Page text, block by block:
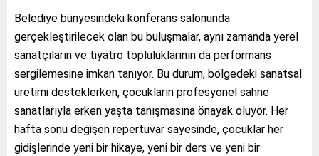
Belediye bünyesindeki konferans salonunda
gerçekleştirilecek olan bu buluşmalar, aynı zamanda yerel
sanatçıların ve tiyatro topluluklarının da performans
sergilemesine imkan tanıyor. Bu durum, bölgedeki sanatsal
üretimi desteklerken, çocukların profesyonel sahne
sanatlarıyla erken yaşta tanışmasına önayak oluyor. Her
hafta sonu değişen repertuvar sayesinde, çocuklar her
gidişlerinde yeni bir hikaye, yeni bir ders ve yeni bir